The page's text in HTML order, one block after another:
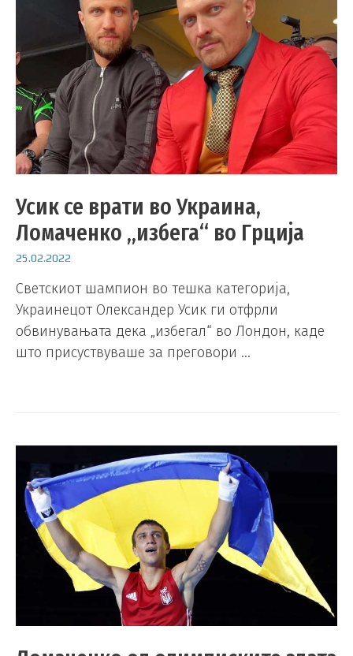
Усик се врати во Украина,
Ломаченко „избега“ во Грција
25.02.2022
Светскиот шампион во тешка категорија,
Украинецот Олександер Усик ги отфрли
обвинувањата дека „избегал“ во Лондон, каде
што присуствуваше за преговори …